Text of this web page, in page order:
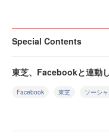
Special Contents
東芝、Facebookと連動
Facebook 東芝 ソーシ